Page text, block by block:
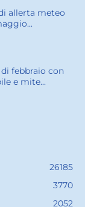
allerta meteo
febbraio con
e mite...
26185
3770
2052